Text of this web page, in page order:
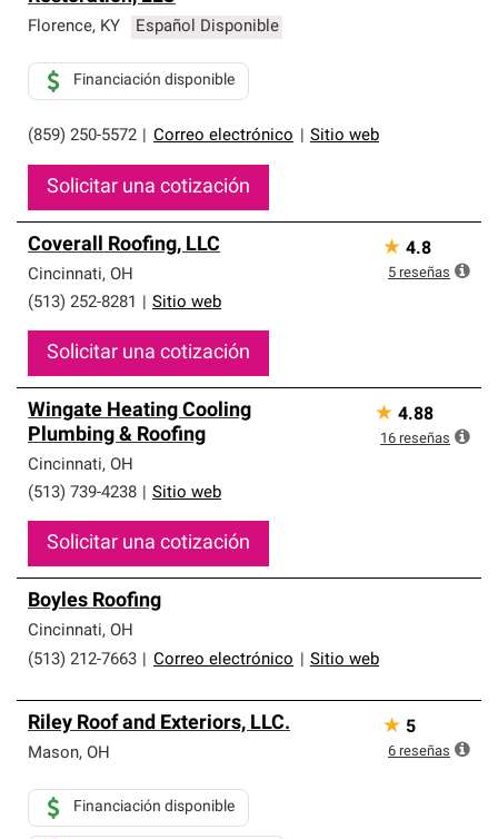
Florence, KY Español Disponible
(859) 250-5572 Correo electrónico Sitio web
Financiación disponible
Solicitar una cotización
Coverall Roofing, LLC
Cincinnati, OH
(513) 252-8281
Sitio web
Solicitar una cotización
★ 4.8
5 reseñas
Wingate Heating Cooling
Plumbing & Roofing
Cincinnati, OH
(513) 739-4238
Sitio web
Solicitar una cotización
★ 4.88
16 reseñas
Boyles Roofing
Cincinnati, OH
(513) 212-7663
Correo electrónico Sitio web
Riley Roof and Exteriors, LLC.
Mason, OH
Financiación disponible
★ 5
6 reseñas